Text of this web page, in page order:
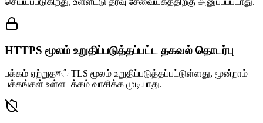
HTTPS மூலம் உறுதிப்படுத்தப்பட்ட தகவல் தொடர்பு
பக்கம் ஏற்றுதল் TLS மூலம் உறுதிப்படுத்தப்பட்டுள்ளது, மூன்றாம்
பக்கங்கள் உள்ளடக்கம் வாசிக்க முடியாது.